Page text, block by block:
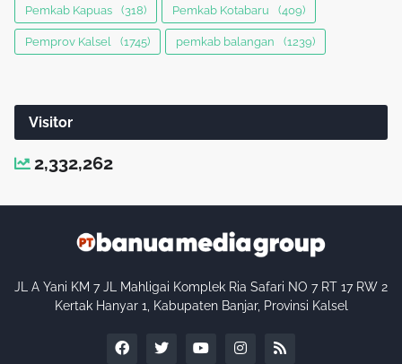
Pemkab Kapuas (318) Pemkab Kotabaru (409)
Pemprov Kalsel (1745) pemkab balangan (1239)
Visitor
2,332,262
JL A Yani KM 7 JL Mahligai Komplek Ria Safari NO 7 RT 17 RW 2
Kertak Hanyar 1, Kabupaten Banjar, Provinsi Kalsel